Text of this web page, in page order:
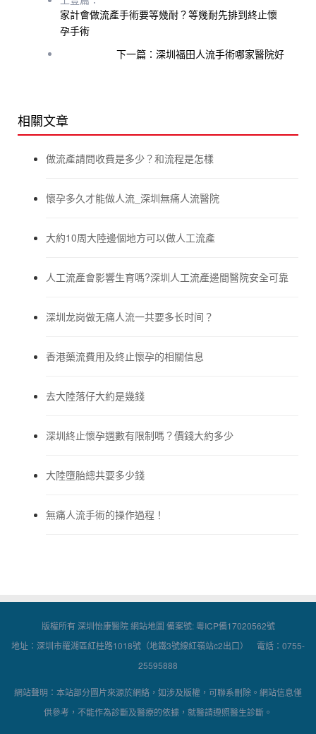
家計會做流產手術要等幾耐？等幾耐先排到終止懷
孕手術
下一篇：深圳福田人流手術哪家醫院好
相關文章
做流產請問收費是多少？和流程是怎樣
懷孕多久才能做人流_深圳無痛人流醫院
大約10周大陸邊個地方可以做人工流產
人工流產會影響生育嗎?深圳人工流產邊間醫院安全可靠
深圳龙岗做无痛人流一共要多长时间？
香港藥流費用及終止懷孕的相關信息
去大陸落仔大約是幾錢
深圳終止懷孕週數有限制嗎？價錢大約多少
大陸墮胎總共要多少錢
無痛人流手術的操作過程！
版權所有 深圳怡康醫院網站地圖 備案號:粵ICP備17020562號
地址：深圳市羅湖區紅桂路1018號（地鐵3號線紅嶺站c2出口） 電話：0755-
25595888
網站聲明：本站部分圖片來源於網絡，如涉及版權，可聯系刪除。網站信息僅
供參考，不能作為診斷及醫療的依據，就醫請遵照醫生診斷。